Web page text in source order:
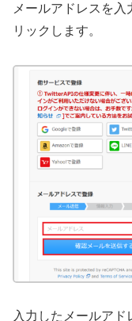
メールアドレスを
リックします。
入力したメールアド